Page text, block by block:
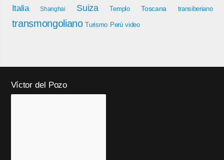
Italia
Shanghai Suiza Templo Toscana transiberiano
transmongoliano Turismo Perú video
Víctor del Pozo